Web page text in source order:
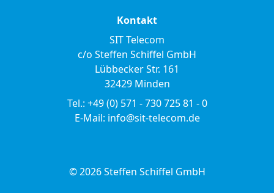
Kontakt
SIT Telecom
c/o Steffen Schiffel GmbH
Lübbecker Str. 161
32429 Minden
Tel.: +49 (0) 571 - 730 725 81 - 0
E-Mail: info@sit-telecom.de
© 2026 Steffen Schiffel GmbH